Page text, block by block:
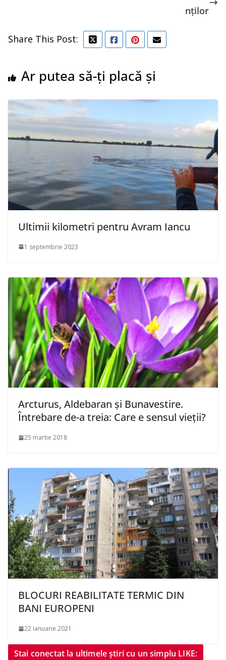
nților
Share This Post:
Ar putea să-ți placă și
Ultimii kilometri pentru Avram Iancu
1 septembrie 2023
Arcturus, Aldebaran și Bunavestire.
Întrebare de-a treia: Care e sensul vieții?
25 martie 2018
BLOCURI REABILITATE TERMIC DIN
BANI EUROPENI
22 ianuarie 2021
Stai conectat la ultimele știri cu un simplu LIKE: